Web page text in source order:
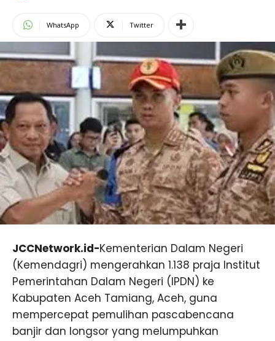
WhatsApp Twitter
JCCNetwork.id-Kementerian Dalam Negeri
(Kemendagri) mengerahkan 1.138 praja Institut
Pemerintahan Dalam Negeri (IPDN) ke
Kabupaten Aceh Tamiang, Aceh, guna
mempercepat pemulihan pascabencana
banjir dan longsor yang melumpuhkan